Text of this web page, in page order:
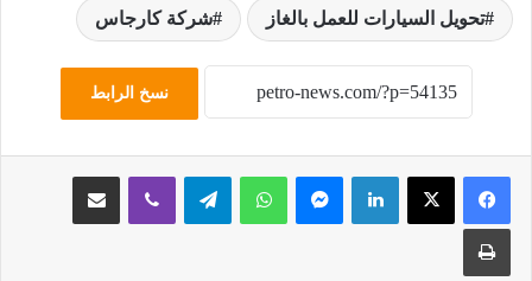
تحويل السيارات للعمل بالغاز شركة كارجاس
نسخ الرابط
لينكدإن ماسنجر واتساب تيلقرام ڤايبر مشاركة عبر البريد
طباعة